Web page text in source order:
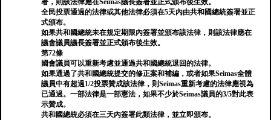
署，則該法律應在Seimas議長簽署並正式頒布後生效。
全民投票通過的法律或其他法律必須在5天內由共和國總統簽署並正
式頒布。
如果共和國總統未在規定期限內簽署並頒布該法律，則該法律應在
議會議員議長簽署並正式頒布後生效。
第72條
國會議員可以重新考慮並通過共和國總統退回的法律。
如果通過了共和國總統提交的修正案和補編，或者如果Seimas全體
議員中有超過1/2投票贊成該法律，則Seimas重新考慮的法律應視為
已通過。一部法律是一部憲法，如果不少於Seimas議員的3/5對此表
示贊成。
共和國總統必須在三天內簽署此類法律，並立即頒布。